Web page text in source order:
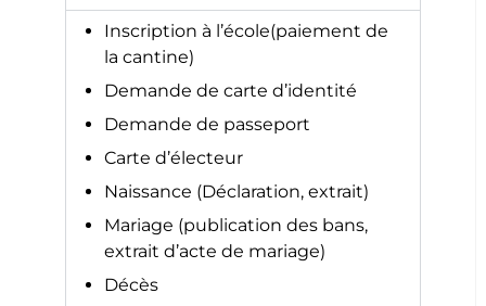
Inscription à l’école(paiement de
la cantine)
Demande de carte d’identité
Demande de passeport
Carte d’électeur
Naissance (Déclaration, extrait)
Mariage (publication des bans,
extrait d’acte de mariage)
Décès